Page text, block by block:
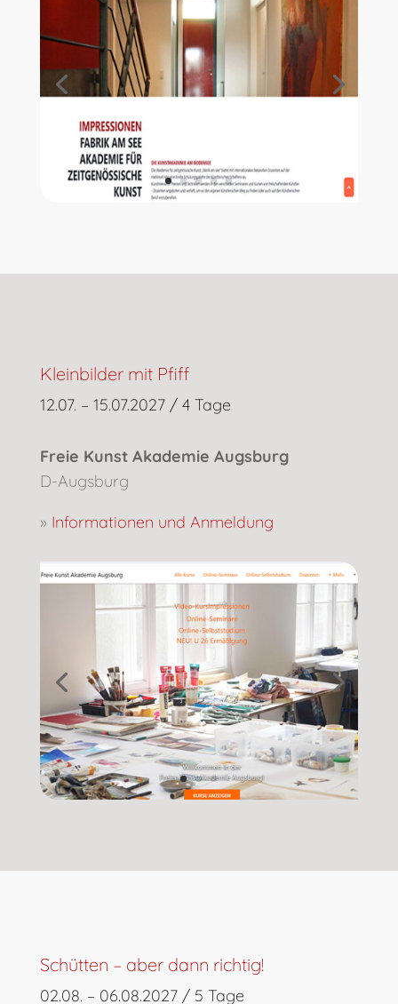
Kleinbilder mit Pfiff
12.07. – 15.07.2027 / 4 Tage
Freie Kunst Akademie Augsburg
D-Augsburg
» Informationen und Anmeldung
Schütten – aber dann richtig!
02.08. – 06.08.2027 / 5 Tage